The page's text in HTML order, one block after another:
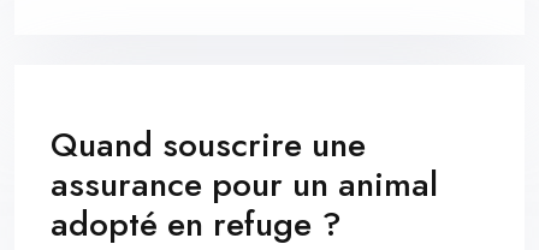
Quand souscrire une
assurance pour un animal
adopté en refuge ?